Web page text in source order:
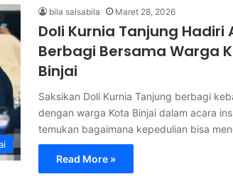
bila salsabila Maret 28, 2026
Doli Kurnia Tanjung Hadiri
Berbagi Bersama Warga
Binjai
Saksikan Doli Kurnia Tanjung berbagi
dengan warga Kota Binjai dalam acara
temukan bagaimana kepedulian bisa
Read More »